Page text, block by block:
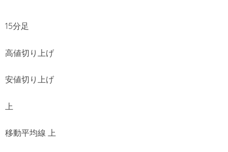
15分足
高値切り上げ
安値切り上げ
上
移動平均線 上